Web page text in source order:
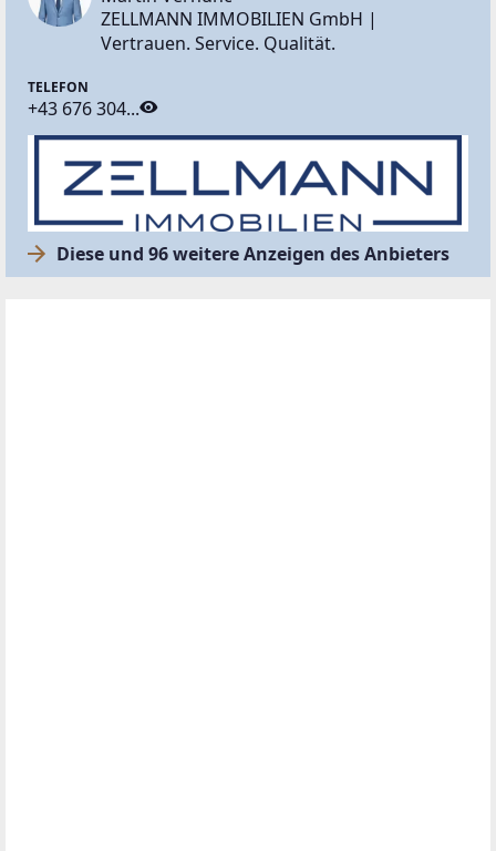
ZELLMANN IMMOBILIEN GmbH |
Vertrauen. Service. Qualität.
TELEFON
+43 676 304...
Diese und 96 weitere Anzeigen des Anbieters